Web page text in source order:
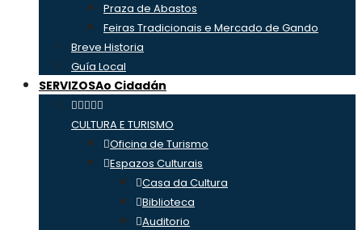
Praza de Abastos
Feiras Tradicionais e Mercado de Gando
Breve Historia
Guía Local
SERVIZOSAo Cidadán
CULTURA E TURISMO
Oficina de Turismo
Espazos Culturais
Casa da Cultura
Biblioteca
Auditorio